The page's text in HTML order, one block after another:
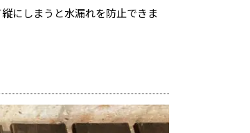
にしまうと水漏れを防止できま